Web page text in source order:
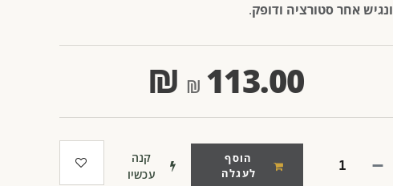
ונגיש אחר סטורציה ודופק.
113.00
₪
הוסף
לעגלה
קנה
עכשיו